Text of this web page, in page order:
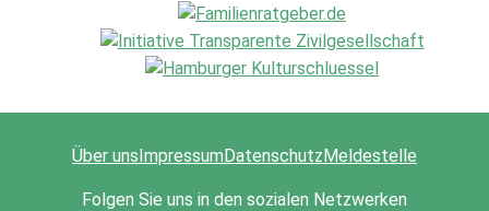
Über unsImpressumDatenschutzMeldestelle
Folgen Sie uns in den sozialen Netzwerken